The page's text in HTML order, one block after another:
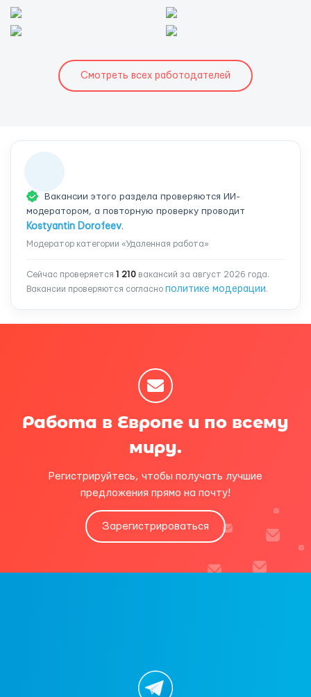
Смотреть всех работодателей
Вакансии этого раздела проверяются ИИ-
модератором, а повторную проверку проводит
Kostyantin Dorofeev.
Модератор категории «Удаленная работа»
Сейчас проверяется 1 210 вакансий за август 2026 года.
Вакансии проверяются согласно политике модерации.
Работа в Европе и по всему
миру.
Регистрируйтесь, чтобы получать лучшие
предложения прямо на почту!
Зарегистрироваться